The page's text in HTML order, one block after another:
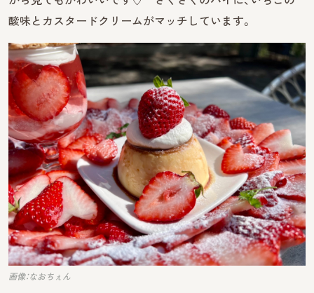
酸味とカスタードクリームがマッチしています。
画像：なおちぇん